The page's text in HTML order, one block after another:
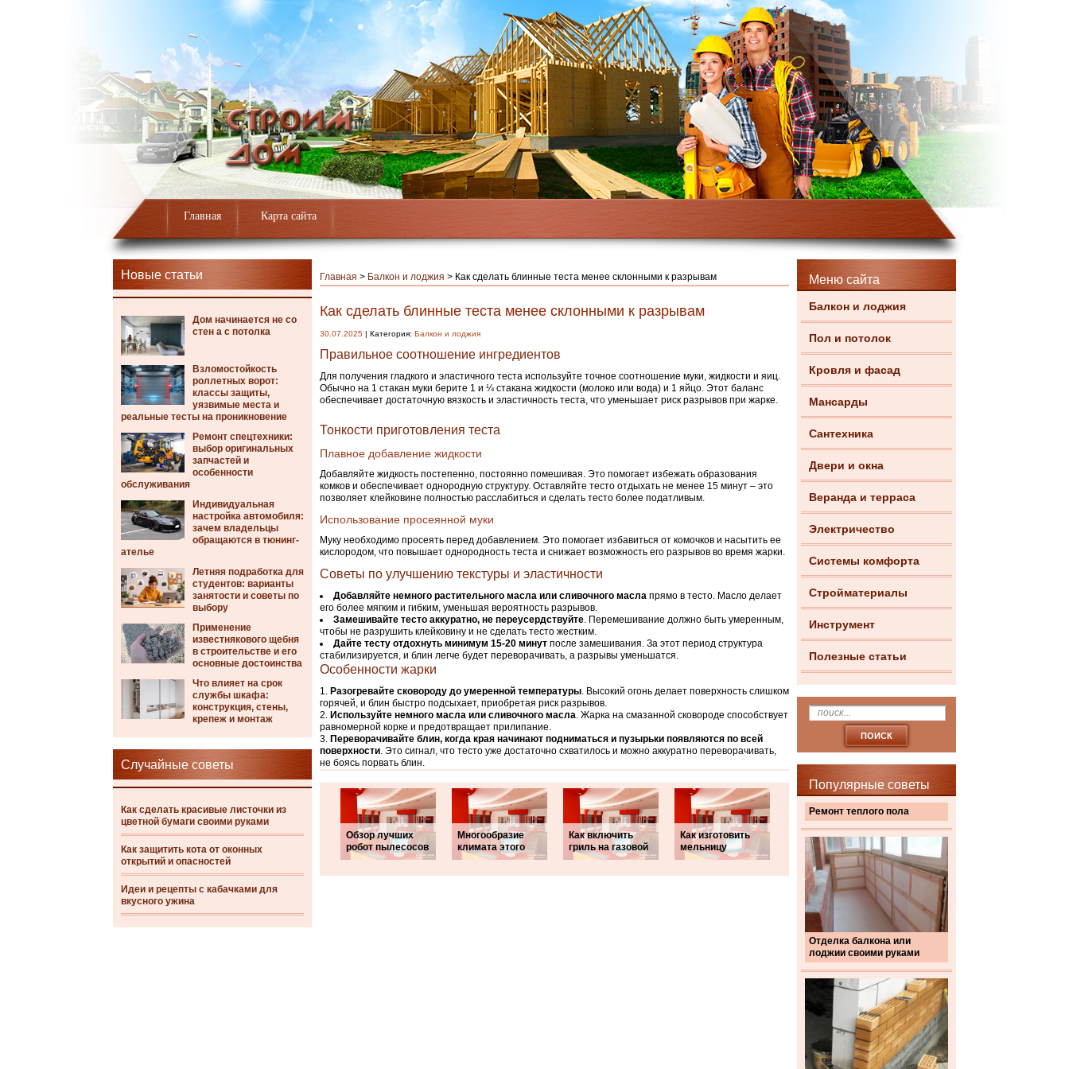
Главная Карта сайта
Новые статьи
Дом начинается не со
стен а с потолка
Взломостойкость
роллетных ворот:
классы защиты,
уязвимые места и
реальные тесты на проникновение
Ремонт спецтехники:
выбор оригинальных
запчастей и
особенности
обслуживания
Индивидуальная
настройка автомобиля:
зачем владельцы
обращаются в тюнинг-
ателье
Летняя подработка для
студентов: варианты
занятости и советы по
выбору
Применение
известнякового щебня
в строительстве и его
основные достоинства
Что влияет на срок
службы шкафа:
конструкция, стены,
крепеж и монтаж
Случайные советы
Как сделать красивые листочки из
цветной бумаги своими руками
Как защитить кота от оконных
открытий и опасностей
Идеи и рецепты с кабачками для
вкусного ужина
Меню сайта
Балкон и лоджия
Пол и потолок
Кровля и фасад
Мансарды
Сантехника
Двери и окна
Веранда и терраса
Электричество
Системы комфорта
Стройматериалы
Инструмент
Полезные статьи
Популярные советы
Ремонт теплого пола
Отделка балкона или
лоджии своими руками
Главная > Балкон и лоджия > Как сделать блинные теста менее склонными к разрывам
Как сделать блинные теста менее склонными к разрывам
30.07.2025 | Категория: Балкон и лоджия
Правильное соотношение ингредиентов
Для получения гладкого и эластичного теста используйте точное соотношение муки, жидкости и яиц.
Обычно на 1 стакан муки берите 1 и ¼ стакана жидкости (молоко или вода) и 1 яйцо. Этот баланс
обеспечивает достаточную вязкость и эластичность теста, что уменьшает риск разрывов при жарке.
Тонкости приготовления теста
Плавное добавление жидкости
Добавляйте жидкость постепенно, постоянно помешивая. Это помогает избежать образования
комков и обеспечивает однородную структуру. Оставляйте тесто отдыхать не менее 15 минут – это
позволяет клейковине полностью расслабиться и сделать тесто более податливым.
Использование просеянной муки
Муку необходимо просеять перед добавлением. Это помогает избавиться от комочков и насытить ее
кислородом, что повышает однородность теста и снижает возможность его разрывов во время жарки.
Советы по улучшению текстуры и эластичности
Добавляйте немного растительного масла или сливочного масла прямо в тесто. Масло делает
его более мягким и гибким, уменьшая вероятность разрывов.
Замешивайте тесто аккуратно, не переусердствуйте. Перемешивание должно быть умеренным,
чтобы не разрушить клейковину и не сделать тесто жестким.
Дайте тесту отдохнуть минимум 15-20 минут после замешивания. За этот период структура
стабилизируется, и блин легче будет переворачивать, а разрывы уменьшатся.
Особенности жарки
Разогревайте сковороду до умеренной температуры. Высокий огонь делает поверхность слишком
горячей, и блин быстро подсыхает, приобретая риск разрывов.
Используйте немного масла или сливочного масла. Жарка на смазанной сковороде способствует
равномерной корке и предотвращает прилипание.
Переворачивайте блин, когда края начинают подниматься и пузырьки появляются по всей
поверхности. Это сигнал, что тесто уже достаточно схватилось и можно аккуратно переворачивать,
не боясь порвать блин.
Обзор лучших
робот пылесосов
Многообразие
климата этого
Как включить
гриль на газовой
Как изготовить
мельницу